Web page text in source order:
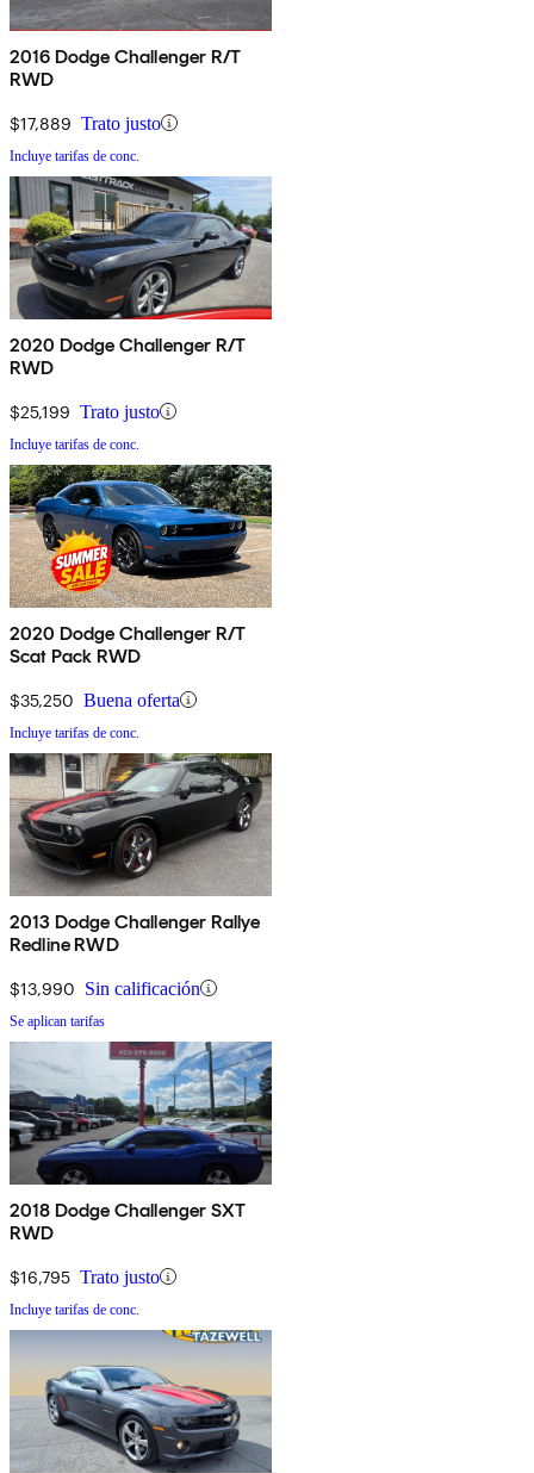
2016 Dodge Challenger R/T
RWD
$17,889 Trato justo
Incluye tarifas de conc.
2020 Dodge Challenger R/T
RWD
$25,199 Trato justo
Incluye tarifas de conc.
2020 Dodge Challenger R/T
Scat Pack RWD
$35,250 Buena oferta
Incluye tarifas de conc.
2013 Dodge Challenger Rallye
Redline RWD
$13,990 Sin calificación
Se aplican tarifas
2018 Dodge Challenger SXT
RWD
$16,795 Trato justo
Incluye tarifas de conc.